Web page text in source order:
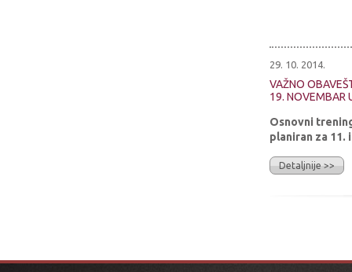
29. 10. 2014.
VAŽNO
19. NOVEMBAR
Osnovni
planiran za 11.
Detaljnije >>